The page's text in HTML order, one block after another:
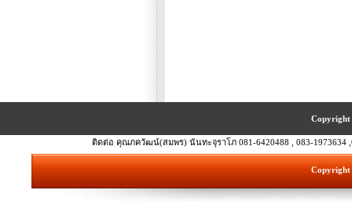
Copyright
ติดต่อ คุณภควัฒน์(สมพร) นันทะจุราโภ 081-6420488 , 083-1973634
Copyright